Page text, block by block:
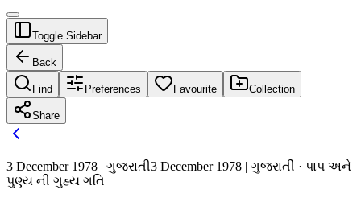
Toggle Sidebar
Back
Find Preferences Favourite Collection
Share
3 December 1978 | ગુજરાતી3 December 1978 | ગુજરાતી · પાપ અને
પુણ્ય ની ગુહ્ય ગતિ